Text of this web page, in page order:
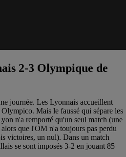
2-3 Olympique de
journée. Les Lyonnais accueillent
Mais le faussé qui sépare les
n'a remporté qu'un seul match (une
que l'OM n'a toujours pas perdu
victoires, un nul). Dans un match
se sont imposés 3-2 en jouant 85